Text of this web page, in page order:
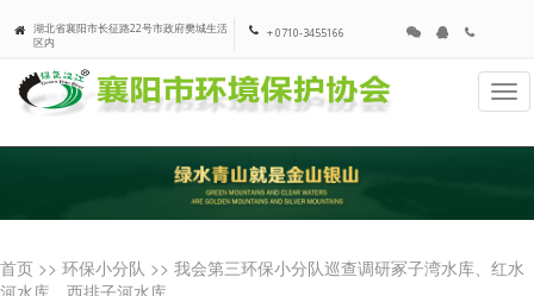
湖北省襄阳市长征路22号市政府樊城生活
区内
+ 0710-3455166
首页 >> 环保小分队 >> 我会第三环保小分队巡查调研冢子湾水库、红水
河水库、西排子河水库